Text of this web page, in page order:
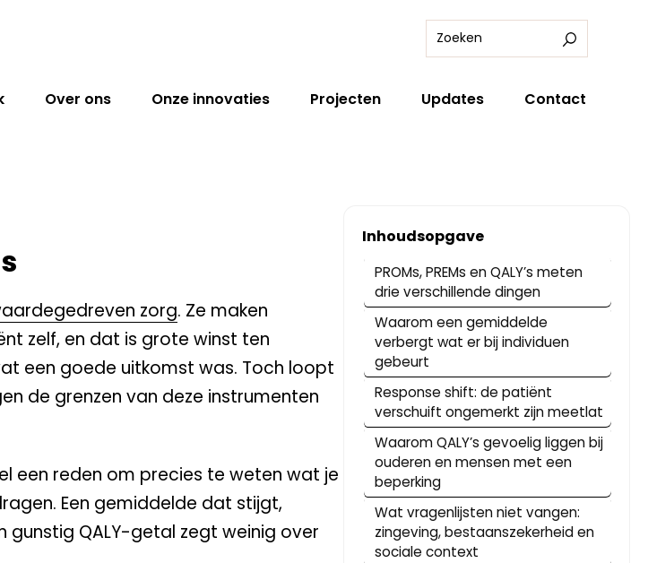
Over ons Onze innovaties Projecten Updates Contact
zorg. Ze maken
zelf, en dat is grote winst ten
een goede uitkomst was. Toch loopt
de grenzen van deze instrumenten
een reden om precies te weten wat je
Een gemiddelde dat stijgt,
QALY-getal zegt weinig over
Inhoudsopgave
PROMs, PREMs en QALY’s meten
drie verschillende dingen
Waarom een gemiddelde
verbergt wat er bij individuen
gebeurt
Response shift: de patiënt
verschuift ongemerkt zijn meetlat
Waarom QALY’s gevoelig liggen bij
ouderen en mensen met een
beperking
Wat vragenlijsten niet vangen:
zingeving, bestaanszekerheid en
sociale context